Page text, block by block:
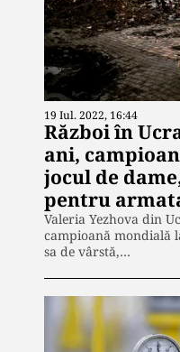
19 Iul. 2022, 16:44
Război în
ani,
jocul de
pentru
Valeria Yezhova din
campioană mondială
sa de vârstă,…